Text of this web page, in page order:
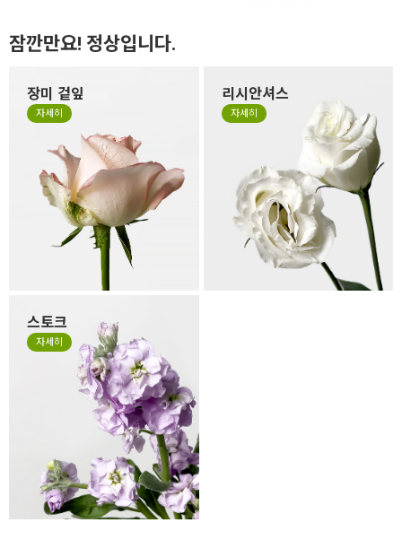
잠깐만요! 정상입니다.
장미 겉잎
자세히
장미 겉잎이 쭈글거리거나 잎
의 색이 바랜 것은 시든게 아니
라 꽃을 예쁜 형태로 싱싱하고
오랜 생명력을 유지하기 위해
떼지 않고 제작하는 경우가 있
습니다. 만일 겉잎이 보기 싫으
시면 겉잎 부분만 살짝 떼어 주
리시안셔스
자세히
리시안셔스는 꽃잎이 하늘거
리는 얇은 잎들로 구성되어 있
어서 소재 특성상 꽃 형태가 원
형이 아닌 타원형으로 눌리거
나, 봉오리 형태가 찌그러져 있
을 수 있습니다. 살아있는 꽃의
자연스런 모습이니 그 모습도
사랑해 주세요.
스토크
자세히
계절꽃 소재로 잘 사용하는 스
토크는 얇고 작은 잎들이 줄줄
이 달려 있는 꽃으로 이러한 특
성 때문에 꽃의 형태가 일정하
지 않고, 말려져 있거나 쭈글거
리며 자유로운 형태가 있는 꽃
입니다. 스토크는 말라서 시들
거나 지저분한 꽃이 아니니 오
해하지 말아주세요.